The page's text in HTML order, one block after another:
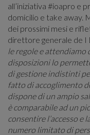
all’iniziativa #ioapro e
domicilio e take away.
dei prossimi mesi e
direttore generale de I
le regole e attendiamo
disposizioni lo
di gestione indistinti
fatto di accoglimento
dispone di un ampio
è comparabile ad un
consentire l’accesso e
numero limitato di